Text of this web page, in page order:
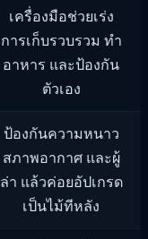
เครื่องมือช่วยเร่ง
การเก็บรวบรวม ทำ
อาหาร และป้องกัน
ตัวเอง
ป้องกันความหนาว
สภาพอากาศ และผู้
ล่า แล้วค่อยอัปเกรด
เป็นไม้ทีหลัง